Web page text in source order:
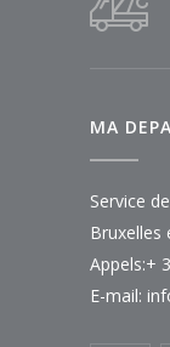
MA
Service
Bruxelles
Appels:+
E-mail: